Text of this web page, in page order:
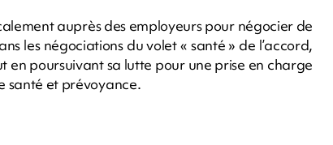
auprès des employeurs pour négocier de
les négociations du volet « santé » de l’accord,
en poursuivant sa lutte pour une prise en charge
santé et prévoyance.